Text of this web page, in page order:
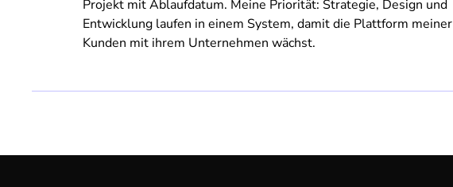
Projekt mit Ablaufdatum. Meine Priorität: Strategie, Design und
Entwicklung laufen in einem System, damit die Plattform meiner
Kunden mit ihrem Unternehmen wächst.